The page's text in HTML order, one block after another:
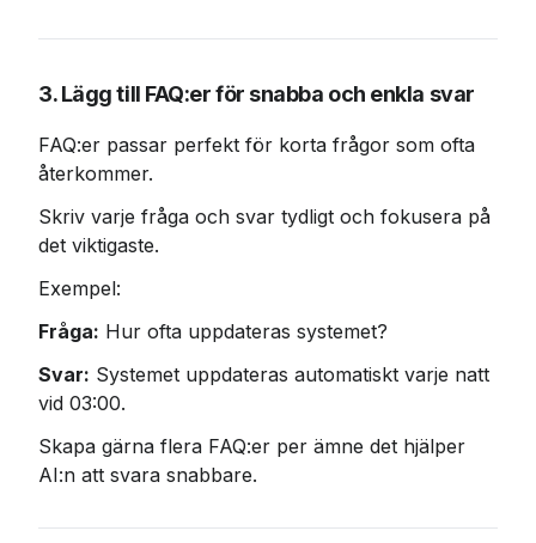
3. Lägg till FAQ:er för snabba och enkla svar
FAQ:er passar perfekt för korta frågor som ofta
återkommer.
Skriv varje fråga och svar tydligt och fokusera på
det viktigaste.
Exempel:
Fråga: Hur ofta uppdateras systemet?
Svar: Systemet uppdateras automatiskt varje natt
vid 03:00.
Skapa gärna flera FAQ:er per ämne det hjälper
AI:n att svara snabbare.